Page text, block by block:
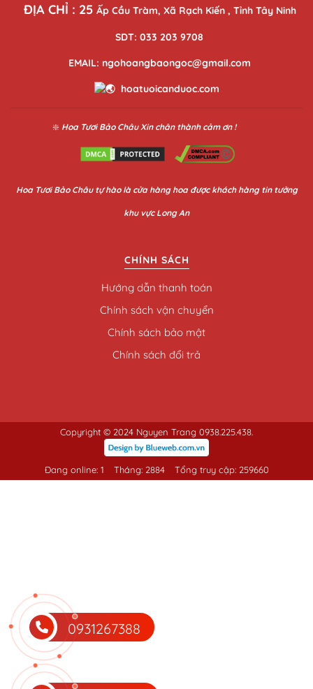
ĐỊA CHỈ : 25 Ấp Cầu Tràm, Xã Rạch Kiến , Tỉnh Tây Ninh
SDT: 033 203 9708
EMAIL: ngohoangbaongoc@gmail.com
hoatuoicanduoc.com
❇️ Hoa Tươi Bảo Châu Xin chân thành cảm ơn !
Hoa Tươi Bảo Châutự hào là cửa hàng hoa được khách hàng tin tưởng
khu vực Long An
CHÍNH SÁCH
Hướng dẫn thanh toán
Chính sách vận chuyển
Chính sách bảo mật
Chính sách đổi trả
Copyright © 2024 Nguyen Trang 0938.225.438.
Đang online: 1 Tháng: 2884 Tổng truy cập: 259660
0931267388